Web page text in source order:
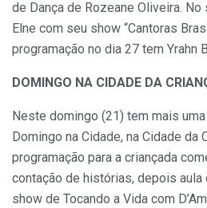
de Dança de Rozeane Oliveira.
Elne com seu show “Cantoras
programação no dia 27 tem Yrahn
DOMINGO NA CIDADE DA
Neste domingo (21) tem mais
Domingo na Cidade, na Cidade da
programação para a criançada
contação de histórias, depois aula
show de Tocando a Vida com